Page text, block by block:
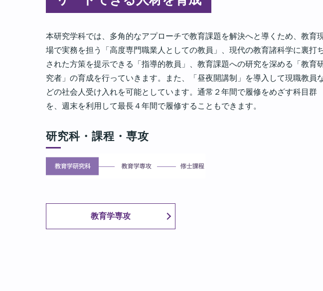
本研究学科では、多角的なアプローチで教育課題を解決へと導くため、教育
場で実務を担う「高度専門職業人としての教員」、現代の教育諸科学に裏打
された方策を提示できる「指導的教員」、教育課題への研究を深める「教育
究者」の育成を行っていきます。また、「昼夜開講制」を導入して現職教員
どの社会人受け入れを可能としています。通常２年間で履修をめざす科目群
を、週末を利用して最長４年間で履修することもできます。
研究科・課程・専攻
教育学専攻